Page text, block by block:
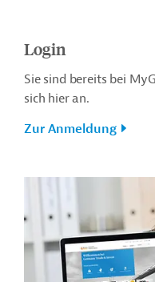
Login
Sie sind bereits bei
sich hier an.
Zur Anmeldung